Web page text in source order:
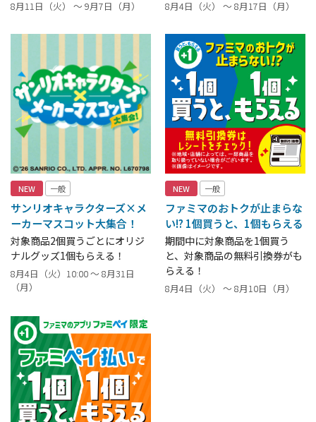
8月11日（火） ～ 9月7日（月） 8月4日（火） ～ 8月17日（月）
NEW 一般
サンリオキャラクターズ×メ
ーカーマスコット大集合！
対象商品2個買うごとにオリジ
ナルグッズ1個もらえる！
8月4日（火）10:00 ～ 8月31日
（月）
NEW 一般
ファミマのおトクが止まらな
い!? 1個買うと、1個もらえる
期間中に対象商品を1個買う
と、対象商品の無料引換券がも
らえる！
8月4日（火） ～ 8月10日（月）